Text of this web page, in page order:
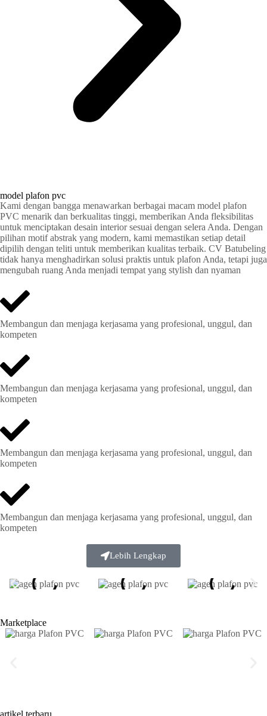
model plafon pvc
Kami dengan bangga menawarkan berbagai macam model plafon
PVC menarik dan berkualitas tinggi, memberikan Anda fleksibilitas
untuk menciptakan desain interior sesuai dengan selera Anda. Dengan
pilihan motif abstrak yang modern, kami memastikan setiap detail
dipilih dengan teliti untuk memberikan kualitas terbaik. CV Batubeling
tidak hanya menghadirkan solusi praktis untuk plafon Anda, tetapi juga
mengubah ruang Anda menjadi tempat yang stylish dan nyaman
Membangun dan menjaga kerjasama yang profesional, unggul, dan
kompeten
Membangun dan menjaga kerjasama yang profesional, unggul, dan
kompeten
Membangun dan menjaga kerjasama yang profesional, unggul, dan
kompeten
Membangun dan menjaga kerjasama yang profesional, unggul, dan
kompeten
Lebih Lengkap
Marketplace
artikel terbaru